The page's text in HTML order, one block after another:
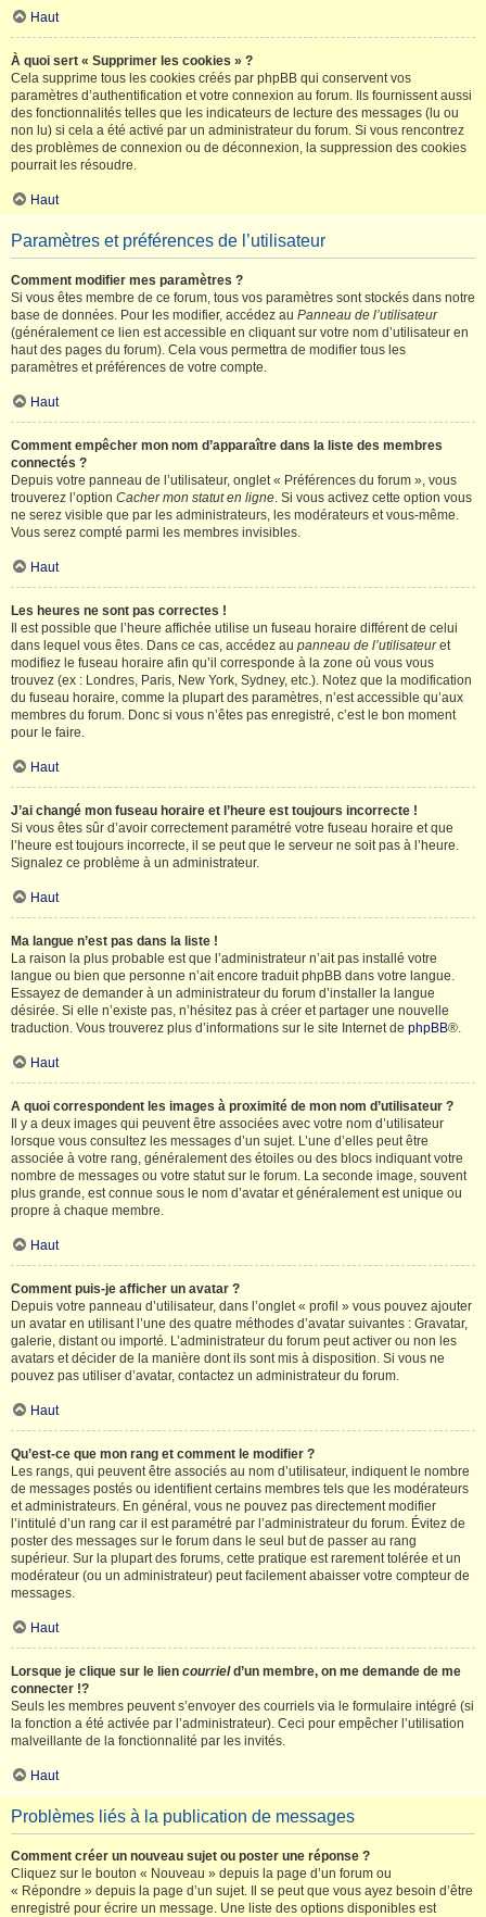
Haut
À quoi sert « Supprimer les cookies » ?
Cela supprime tous les cookies créés par phpBB qui conservent vos
paramètres d’authentification et votre connexion au forum. Ils fournissent aussi
des fonctionnalités telles que les indicateurs de lecture des messages (lu ou
non lu) si cela a été activé par un administrateur du forum. Si vous rencontrez
des problèmes de connexion ou de déconnexion, la suppression des cookies
pourrait les résoudre.
Haut
Paramètres et préférences de l’utilisateur
Comment modifier mes paramètres ?
Si vous êtes membre de ce forum, tous vos paramètres sont stockés dans notre
base de données. Pour les modifier, accédez au Panneau de l’utilisateur
(généralement ce lien est accessible en cliquant sur votre nom d’utilisateur en
haut des pages du forum). Cela vous permettra de modifier tous les
paramètres et préférences de votre compte.
Haut
Comment empêcher mon nom d’apparaître dans la liste des membres
connectés ?
Depuis votre panneau de l’utilisateur, onglet « Préférences du forum », vous
trouverez l’option Cacher mon statut en ligne. Si vous activez cette option vous
ne serez visible que par les administrateurs, les modérateurs et vous-même.
Vous serez compté parmi les membres invisibles.
Haut
Les heures ne sont pas correctes !
Il est possible que l’heure affichée utilise un fuseau horaire différent de celui
dans lequel vous êtes. Dans ce cas, accédez au panneau de l’utilisateuret
modifiez le fuseau horaire afin qu’il corresponde à la zone où vous vous
trouvez (ex : Londres, Paris, New York, Sydney, etc.). Notez que la modification
du fuseau horaire, comme la plupart des paramètres, n’est accessible qu’aux
membres du forum. Donc si vous n’êtes pas enregistré, c’est le bon moment
pour le faire.
Haut
J’ai changé mon fuseau horaire et l’heure est toujours incorrecte !
Si vous êtes sûr d’avoir correctement paramétré votre fuseau horaire et que
l’heure est toujours incorrecte, il se peut que le serveur ne soit pas à l’heure.
Signalez ce problème à un administrateur.
Haut
Ma langue n’est pas dans la liste !
La raison la plus probable est que l’administrateur n’ait pas installé votre
langue ou bien que personne n’ait encore traduit phpBB dans votre langue.
Essayez de demander à un administrateur du forum d’installer la langue
désirée. Si elle n’existe pas, n’hésitez pas à créer et partager une nouvelle
traduction. Vous trouverez plus d’informations sur le site Internet de phpBB®.
Haut
A quoi correspondent les images à proximité de mon nom d’utilisateur ?
Il y a deux images qui peuvent être associées avec votre nom d’utilisateur
lorsque vous consultez les messages d’un sujet. L’une d’elles peut être
associée à votre rang, généralement des étoiles ou des blocs indiquant votre
nombre de messages ou votre statut sur le forum. La seconde image, souvent
plus grande, est connue sous le nom d’avatar et généralement est unique ou
propre à chaque membre.
Haut
Comment puis-je afficher un avatar ?
Depuis votre panneau d’utilisateur, dans l’onglet « profil » vous pouvez ajouter
un avatar en utilisant l’une des quatre méthodes d’avatar suivantes : Gravatar,
galerie, distant ou importé. L’administrateur du forum peut activer ou non les
avatars et décider de la manière dont ils sont mis à disposition. Si vous ne
pouvez pas utiliser d’avatar, contactez un administrateur du forum.
Haut
Qu’est-ce que mon rang et comment le modifier ?
Les rangs, qui peuvent être associés au nom d’utilisateur, indiquent le nombre
de messages postés ou identifient certains membres tels que les modérateurs
et administrateurs. En général, vous ne pouvez pas directement modifier
l’intitulé d’un rang car il est paramétré par l’administrateur du forum. Évitez de
poster des messages sur le forum dans le seul but de passer au rang
supérieur. Sur la plupart des forums, cette pratique est rarement tolérée et un
modérateur (ou un administrateur) peut facilement abaisser votre compteur de
messages.
Haut
Lorsque je clique sur le lien courrield’un membre, on me demande de me
connecter !?
Seuls les membres peuvent s’envoyer des courriels via le formulaire intégré (si
la fonction a été activée par l’administrateur). Ceci pour empêcher l’utilisation
malveillante de la fonctionnalité par les invités.
Haut
Problèmes liés à la publication de messages
Comment créer un nouveau sujet ou poster une réponse ?
Cliquez sur le bouton « Nouveau » depuis la page d’un forum ou
« Répondre » depuis la page d’un sujet. Il se peut que vous ayez besoin d’être
enregistré pour écrire un message. Une liste des options disponibles est